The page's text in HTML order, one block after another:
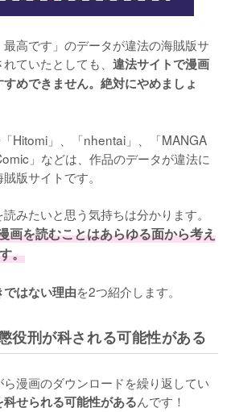
高です」のデータが違法の海賊版サ
ていたとしても、 違法サイトで漫画
めできません。絶対にやめましょ
「Hitomi」、「nhentai」、「MANGA
」などは、作品のデータが違法に
版サイトです。
みたいと思う気持ちは分かります。
画を読むことはあらゆる面から考え
。
はない理由を2つ紹介します。
役刑が科される可能性がある
漫画のダウンロードを繰り返してい
せられる可能性があるんです！